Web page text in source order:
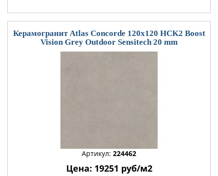
Керамогранит Atlas Concorde 120x120 HCK2 Boost
Vision Grey Outdoor Sensitech 20 mm
Артикул: 224462
Цена: 19251 руб/м2